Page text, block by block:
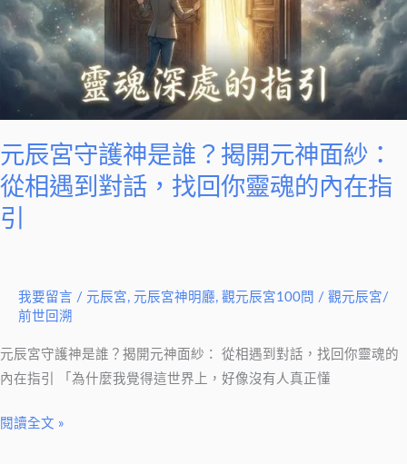
元辰宮守護神是誰？揭開元神面紗：
從相遇到對話，找回你靈魂的內在指
引
我要留言 / 元辰宮, 元辰宮神明廳, 觀元辰宮100問 / 觀元辰宮/
前世回溯
元辰宮守護神是誰？揭開元神面紗： 從相遇到對話，找回你靈魂的
內在指引 「為什麼我覺得這世界上，好像沒有人真正懂
神
是
誰？
元
神
面
紗：
對
話，
回
閱讀全文 »